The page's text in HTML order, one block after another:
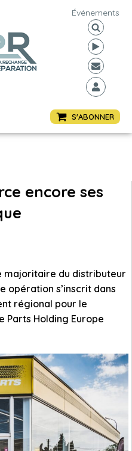
Événements
S'ABONNER
encore ses
majoritaire du distributeur
opération s’inscrit dans
régional pour le
Holding Europe